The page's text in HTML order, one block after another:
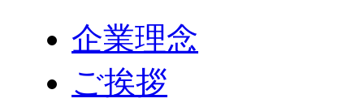
企業理念
ご挨拶